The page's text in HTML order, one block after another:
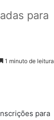
para
1 minuto de leitura
para